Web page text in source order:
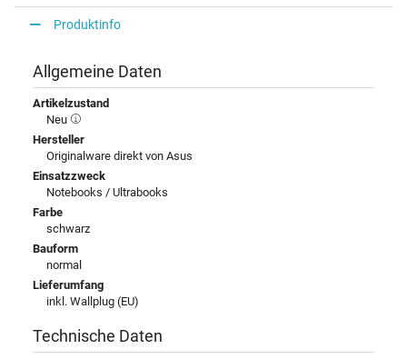
Produktinfo
Allgemeine Daten
Artikelzustand
Neu
Hersteller
Originalware direkt von Asus
Einsatzzweck
Notebooks / Ultrabooks
Farbe
schwarz
Bauform
normal
Lieferumfang
inkl. Wallplug (EU)
Technische Daten